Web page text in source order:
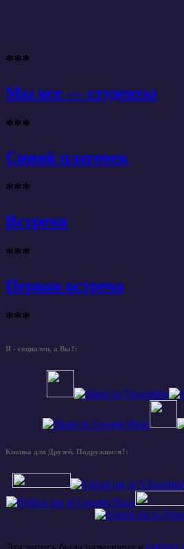
***
Мы все — студенты
***
Синий платочек
***
Встречи
***
Первая встреча
***
Я - социален, а Вы?:
Кнопка для Друзей. Подружимся?: